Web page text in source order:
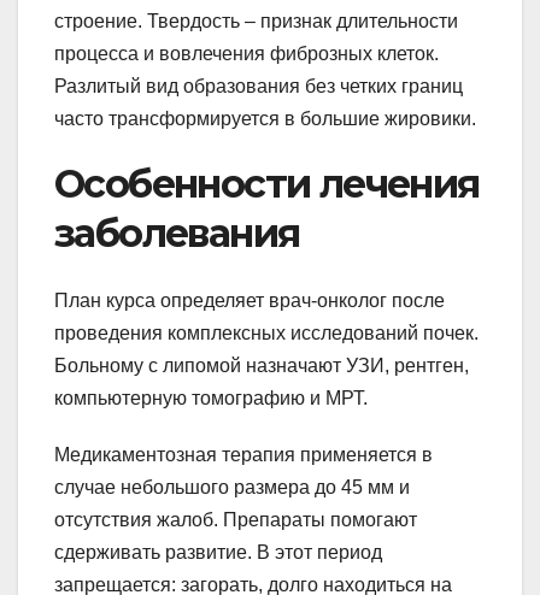
строение. Твердость – признак длительности
процесса и вовлечения фиброзных клеток.
Разлитый вид образования без четких границ
часто трансформируется в большие жировики.
Особенности лечения
заболевания
План курса определяет врач-онколог после
проведения комплексных исследований почек.
Больному с липомой назначают УЗИ, рентген,
компьютерную томографию и МРТ.
Медикаментозная терапия применяется в
случае небольшого размера до 45 мм и
отсутствия жалоб. Препараты помогают
сдерживать развитие. В этот период
запрещается: загорать, долго находиться на